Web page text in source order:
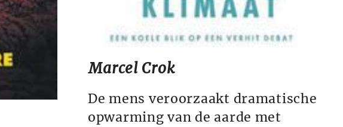
Marcel Crok
De mens veroorzaakt dramatische
opwarming van de aarde met